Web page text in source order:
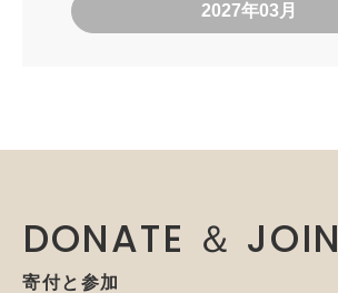
2027年03月
DONATE ＆ JOIN
寄付と参加